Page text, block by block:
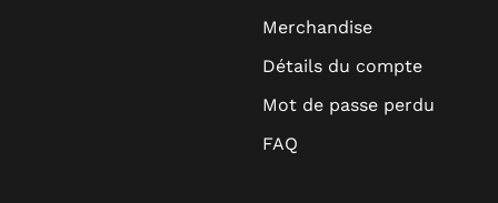
Merchandise
Détails du compte
Mot de passe perdu
FAQ